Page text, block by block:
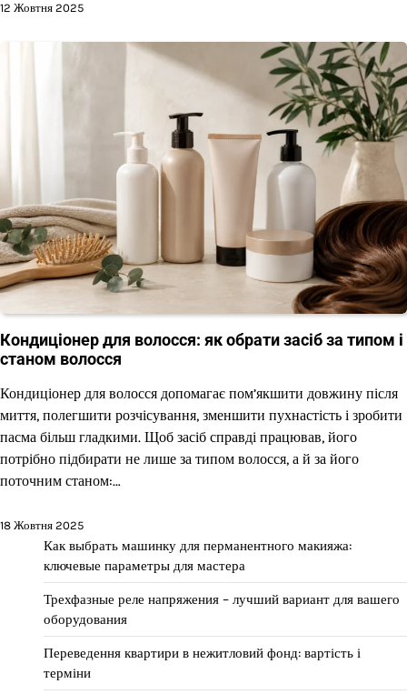
12 Жовтня 2025
Кондиціонер для волосся: як обрати засіб за типом і
станом волосся
Кондиціонер для волосся допомагає пом’якшити довжину після
миття, полегшити розчісування, зменшити пухнастість і зробити
пасма більш гладкими. Щоб засіб справді працював, його
потрібно підбирати не лише за типом волосся, а й за його
поточним станом:…
18 Жовтня 2025
Как выбрать машинку для перманентного макияжа:
ключевые параметры для мастера
Трехфазные реле напряжения – лучший вариант для вашего
оборудования
Переведення квартири в нежитловий фонд: вартість і
терміни